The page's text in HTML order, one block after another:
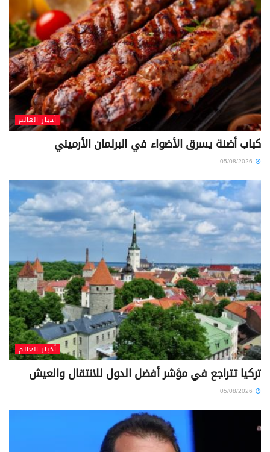
أخبار العالم
كباب أضنة يسرق الأضواء في البرلمان الأرميني
أخبار العالم
تركيا تتراجع في مؤشر أفضل الدول للانتقال والعيش